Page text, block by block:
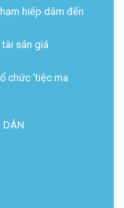
hiếp dâm đến
sản giá
chức 'tiệc ma
DÂN